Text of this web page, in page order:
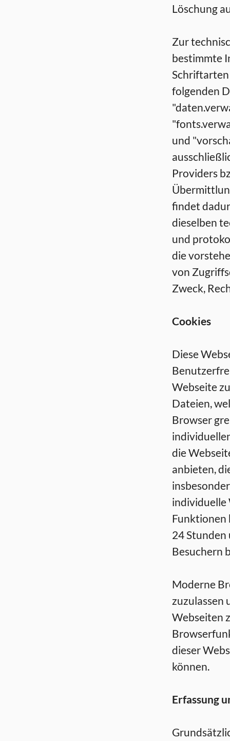
Löschung
Zur
bestimmte
folgenden
und
Providers
findet
dieselben
und
die
von
Zweck,
Cookies
Diese
Webseite
Dateien,
Browser
die
anbieten,
individuelle
Funktionen
24
Besuchern
Moderne
zuzulassen
Webseiten
dieser
können.
Erfassung